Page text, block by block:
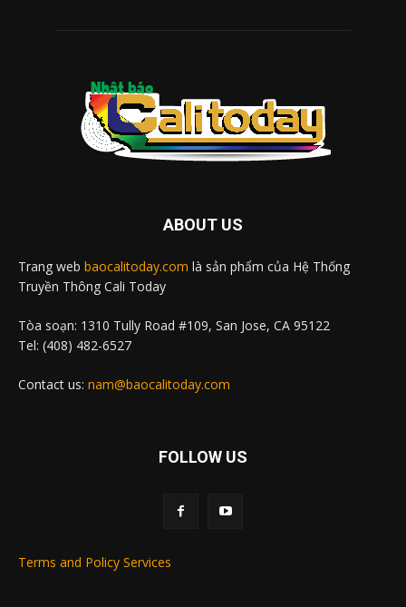
ABOUT US
Trang web baocalitoday.com là sản phẩm của Hệ Thống
Truyền Thông Cali Today
Tòa soạn: 1310 Tully Road #109, San Jose, CA 95122
Tel: (408) 482-6527
Contact us: nam@baocalitoday.com
FOLLOW US
Terms and Policy Services